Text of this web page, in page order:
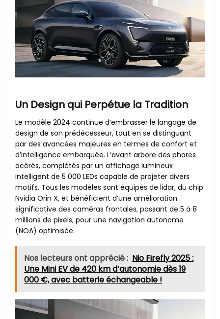
Un Design qui Perpétue la Tradition
Le modèle 2024 continue d’embrasser le langage de
design de son prédécesseur, tout en se distinguant
par des avancées majeures en termes de confort et
d’intelligence embarquée. L’avant arbore des phares
acérés, complétés par un affichage lumineux
intelligent de 5 000 LEDs capable de projeter divers
motifs. Tous les modèles sont équipés de lidar, du chip
Nvidia Orin X, et bénéficient d’une amélioration
significative des caméras frontales, passant de 5 à 8
millions de pixels, pour une navigation autonome
(NOA) optimisée.
Nos lecteurs ont apprécié : Nio Firefly 2025 :
Une Mini EV de 420 km d’autonomie dès 19
000 €, avec batterie échangeable !